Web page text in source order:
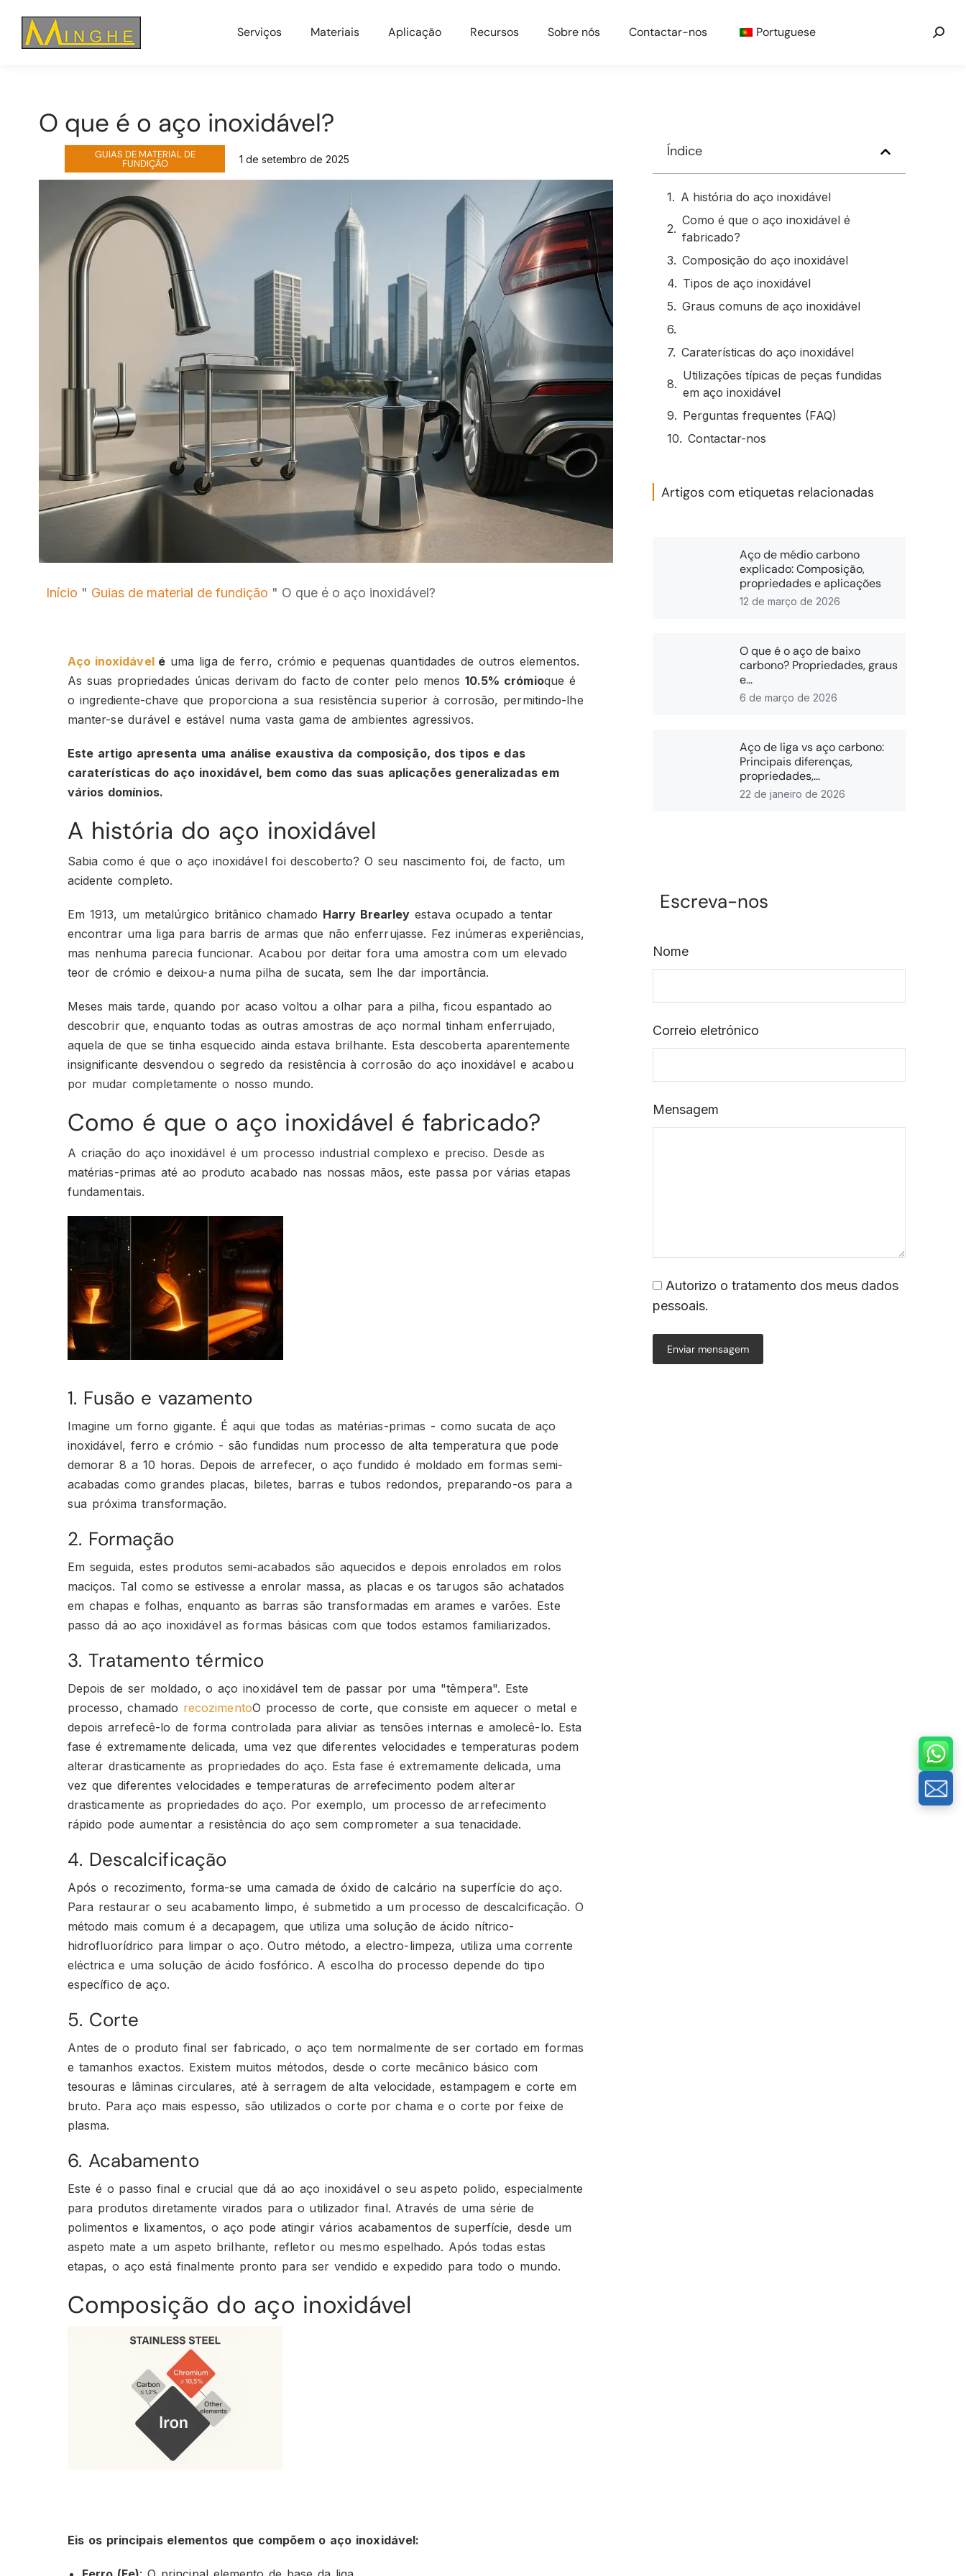
Serviços Materiais Aplicação Recursos Sobre nós Contactar-nos Portuguese
O que é o aço inoxidável?
1 de setembro de 2025
GUIAS DE MATERIAL DE
FUNDIÇÃO
Início " Guias de material de fundição " O que é o aço inoxidável?
Aço inoxidávelé uma liga de ferro, crómio e pequenas quantidades de outros elementos.
As suas propriedades únicas derivam do facto de conter pelo menos 10.5% crómioque é
o ingrediente-chave que proporciona a sua resistência superior à corrosão, permitindo-lhe
manter-se durável e estável numa vasta gama de ambientes agressivos.
Este artigo apresenta uma análise exaustiva da composição, dos tipos e das
caraterísticas do aço inoxidável, bem como das suas aplicações generalizadas em
vários domínios.
A história do aço inoxidável
Sabia como é que o aço inoxidável foi descoberto? O seu nascimento foi, de facto, um
acidente completo.
Em 1913, um metalúrgico britânico chamado Harry Brearley estava ocupado a tentar
encontrar uma liga para barris de armas que não enferrujasse. Fez inúmeras experiências,
mas nenhuma parecia funcionar. Acabou por deitar fora uma amostra com um elevado
teor de crómio e deixou-a numa pilha de sucata, sem lhe dar importância.
Meses mais tarde, quando por acaso voltou a olhar para a pilha, ficou espantado ao
descobrir que, enquanto todas as outras amostras de aço normal tinham enferrujado,
aquela de que se tinha esquecido ainda estava brilhante. Esta descoberta aparentemente
insignificante desvendou o segredo da resistência à corrosão do aço inoxidável e acabou
por mudar completamente o nosso mundo.
Como é que o aço inoxidável é fabricado?
A criação do aço inoxidável é um processo industrial complexo e preciso. Desde as
matérias-primas até ao produto acabado nas nossas mãos, este passa por várias etapas
fundamentais.
1. Fusão e vazamento
Imagine um forno gigante. É aqui que todas as matérias-primas - como sucata de aço
inoxidável, ferro e crómio - são fundidas num processo de alta temperatura que pode
demorar 8 a 10 horas. Depois de arrefecer, o aço fundido é moldado em formas semi-
acabadas como grandes placas, biletes, barras e tubos redondos, preparando-os para a
sua próxima transformação.
2. Formação
Em seguida, estes produtos semi-acabados são aquecidos e depois enrolados em rolos
maciços. Tal como se estivesse a enrolar massa, as placas e os tarugos são achatados
em chapas e folhas, enquanto as barras são transformadas em arames e varões. Este
passo dá ao aço inoxidável as formas básicas com que todos estamos familiarizados.
3. Tratamento térmico
Depois de ser moldado, o aço inoxidável tem de passar por uma "têmpera". Este
processo, chamado recozimentoO processo de corte, que consiste em aquecer o metal e
depois arrefecê-lo de forma controlada para aliviar as tensões internas e amolecê-lo. Esta
fase é extremamente delicada, uma vez que diferentes velocidades e temperaturas podem
alterar drasticamente as propriedades do aço. Esta fase é extremamente delicada, uma
vez que diferentes velocidades e temperaturas de arrefecimento podem alterar
drasticamente as propriedades do aço. Por exemplo, um processo de arrefecimento
rápido pode aumentar a resistência do aço sem comprometer a sua tenacidade.
4. Descalcificação
Após o recozimento, forma-se uma camada de óxido de calcário na superfície do aço.
Para restaurar o seu acabamento limpo, é submetido a um processo de descalcificação. O
método mais comum é a decapagem, que utiliza uma solução de ácido nítrico-
hidrofluorídrico para limpar o aço. Outro método, a electro-limpeza, utiliza uma corrente
eléctrica e uma solução de ácido fosfórico. A escolha do processo depende do tipo
específico de aço.
5. Corte
Antes de o produto final ser fabricado, o aço tem normalmente de ser cortado em formas
e tamanhos exactos. Existem muitos métodos, desde o corte mecânico básico com
tesouras e lâminas circulares, até à serragem de alta velocidade, estampagem e corte em
bruto. Para aço mais espesso, são utilizados o corte por chama e o corte por feixe de
plasma.
6. Acabamento
Este é o passo final e crucial que dá ao aço inoxidável o seu aspeto polido, especialmente
para produtos diretamente virados para o utilizador final. Através de uma série de
polimentos e lixamentos, o aço pode atingir vários acabamentos de superfície, desde um
aspeto mate a um aspeto brilhante, refletor ou mesmo espelhado. Após todas estas
etapas, o aço está finalmente pronto para ser vendido e expedido para todo o mundo.
Composição do aço inoxidável
Eis os principais elementos que compõem o aço inoxidável:
Índice
A história do aço inoxidável
Como é que o aço inoxidável é
fabricado?
Composição do aço inoxidável
Tipos de aço inoxidável
Graus comuns de aço inoxidável
Caraterísticas do aço inoxidável
Utilizações típicas de peças fundidas
em aço inoxidável
Perguntas frequentes (FAQ)
Contactar-nos
Artigos com etiquetas relacionadas
Aço de médio carbono
explicado: Composição,
propriedades e aplicações
12 de março de 2026
O que é o aço de baixo
carbono? Propriedades, graus
e...
6 de março de 2026
Aço de liga vs aço carbono:
Principais diferenças,
propriedades,...
22 de janeiro de 2026
Escreva-nos
Nome
Correio eletrónico
Mensagem
Autorizo o tratamento dos meus dados
pessoais.
Enviar mensagem